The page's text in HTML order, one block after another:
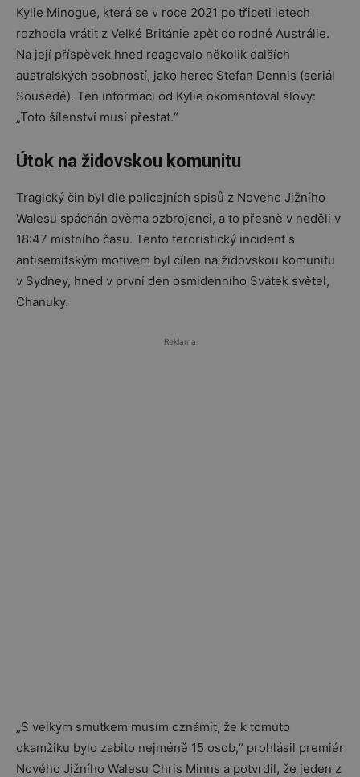
Kylie Minogue, která se v roce 2021 po třiceti letech
rozhodla vrátit z Velké Británie zpět do rodné Austrálie.
Na její příspěvek hned reagovalo několik dalších
australských osobností, jako herec Stefan Dennis (seriál
Sousedé). Ten informaci od Kylie okomentoval slovy:
„Toto šílenství musí přestat.“
Útok na židovskou komunitu
Tragický čin byl dle policejních spisů z Nového Jižního
Walesu spáchán dvěma ozbrojenci, a to přesně v neděli v
18:47 místního času. Tento teroristický incident s
antisemitským motivem byl cílen na židovskou komunitu
v Sydney, hned v první den osmidenního Svátek světel,
Chanuky.
Reklama
„S velkým smutkem musím oznámit, že k tomuto
okamžiku bylo zabito nejméně 15 osob,“ prohlásil premiér
Nového Jižního Walesu Chris Minns a potvrdil, že jeden z